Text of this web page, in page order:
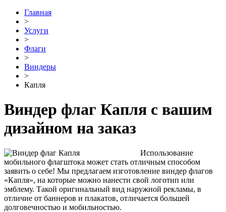
Главная
˃
Услуги
˃
Флаги
˃
Виндеры
˃
Капля
Виндер флаг Капля с вашим
дизайном на заказ
Использование
мобильного флагштока может стать отличным способом
заявить о себе! Мы предлагаем изготовление виндер флагов
«Капля», на которые можно нанести свой логотип или
эмблему. Такой оригинальный вид наружной рекламы, в
отличие от баннеров и плакатов, отличается большей
долговечностью и мобильностью.